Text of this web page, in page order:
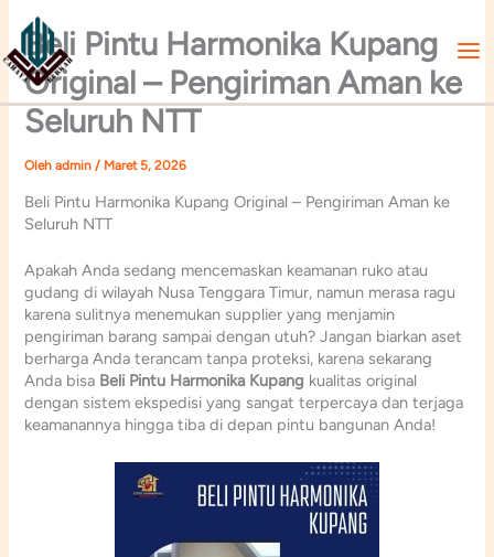
kontenBeli Pintu Harmonika Kupang
Original – Pengiriman Aman ke
Seluruh NTT
Olehadmin/ Maret 5, 2026
Beli Pintu Harmonika Kupang Original – Pengiriman Aman ke
Seluruh NTT
Apakah Anda sedang mencemaskan keamanan ruko atau
gudang di wilayah Nusa Tenggara Timur, namun merasa ragu
karena sulitnya menemukan supplier yang menjamin
pengiriman barang sampai dengan utuh? Jangan biarkan aset
berharga Anda terancam tanpa proteksi, karena sekarang
Anda bisa Beli Pintu Harmonika Kupang kualitas original
dengan sistem ekspedisi yang sangat terpercaya dan terjaga
keamanannya hingga tiba di depan pintu bangunan Anda!